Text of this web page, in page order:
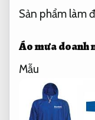
Sản phẩm làm
Áo mưa doanh